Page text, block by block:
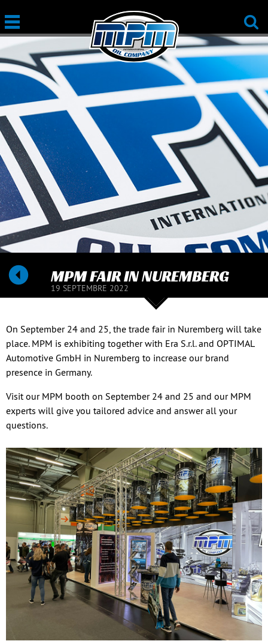
MPM FAIR IN NUREMBERG
19 SEPTEMBRE 2022
On September 24 and 25, the trade fair in Nuremberg will take
place. MPM is exhibiting together with Era S.r.l. and OPTIMAL
Automotive GmbH in Nuremberg to increase our brand
presence in Germany.
Visit our MPM booth on September 24 and 25 and our MPM
experts will give you tailored advice and answer all your
questions.